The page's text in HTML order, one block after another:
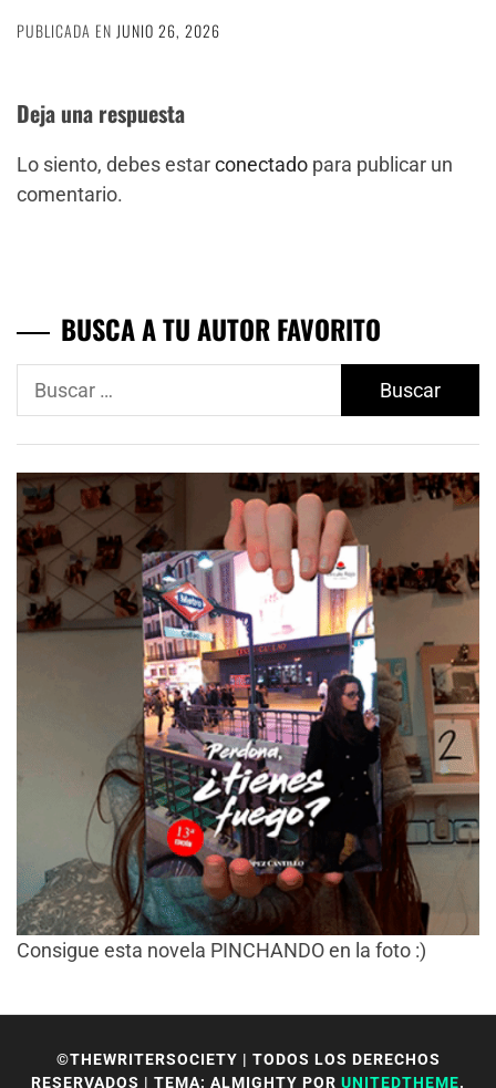
PUBLICADA EN JUNIO 26, 2026
Deja una respuesta
Lo siento, debes estarconectado para publicar un
comentario.
BUSCA A TU AUTOR FAVORITO
Buscar:
Consigue esta novela PINCHANDO en la foto :)
©THEWRITERSOCIETY | TODOS LOS DERECHOS
RESERVADOS | TEMA: ALMIGHTY POR UNITEDTHEME.